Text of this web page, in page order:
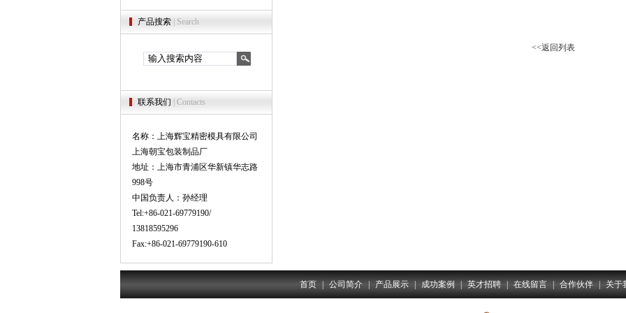
产品搜索 | Search
联系我们 | Contacts
名称：上海辉宝精密模具有限公司
上海朝宝包装制品厂
地址：上海市青浦区华新镇华志路
998号
中国负责人：孙经理
Tel:+86-021-69779190/
13818595296
Fax:+86-021-69779190-610
<<返回列表
首页 公司简介 产品展示 成功案例 英才招聘 在线留言 合作伙伴 关于